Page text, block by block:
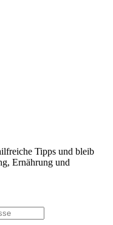
Tipps und bleib
Ernährung und